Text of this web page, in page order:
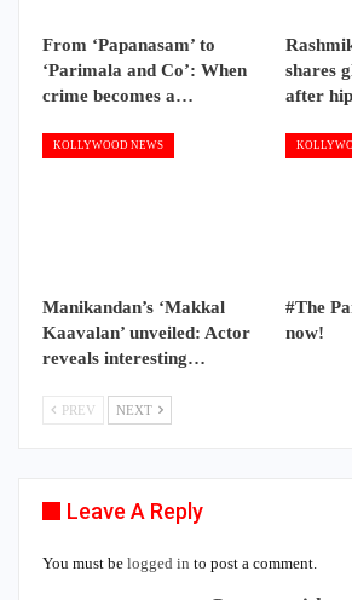
From ‘Papanasam’ to
‘Parimala and Co’: When
crime becomes a…
shares
after
KOLLYWOOD NEWS
Manikandan’s ‘Makkal
Kaavalan’ unveiled: Actor
reveals interesting…
#The
now!
PREV NEXT
Leave A Reply
You must be logged in to post a comment.